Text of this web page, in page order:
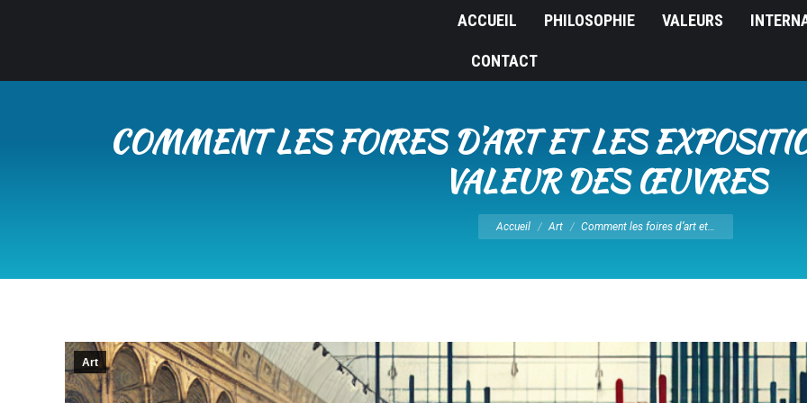
ACCUEIL PHILOSOPHIE VALEURS
CONTACT
COMMENT LES FOIRES D’ART ET LES
VALEUR DES ŒUVRES
Vous êtes ici :
Accueil Art Comment les foires d’art et…
Art